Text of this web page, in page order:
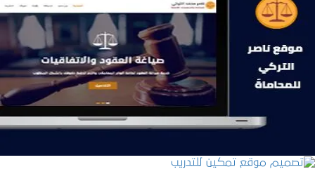
موقع ناصر التركي للمحاماة
التفاصيل